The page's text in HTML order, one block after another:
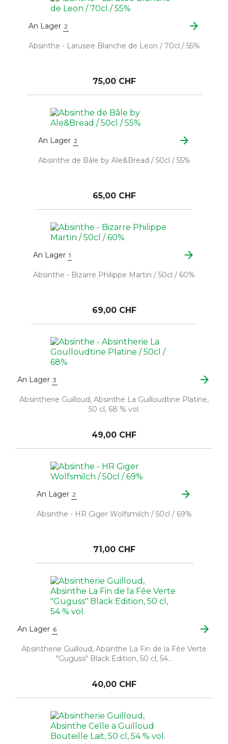
An Lager 2 arrow_forward
Absinthe - Larusee Blanche de Leon / 70cl / 55%
75,00 CHF
An Lager 2 arrow_forward
Absinthe de Bâle by Ale&Bread / 50cl / 55%
65,00 CHF
An Lager 1 arrow_forward
Absinthe - Bizarre Philippe Martin / 50cl / 60%
69,00 CHF
An Lager 3 arrow_forward
Absintherie Guilloud, Absinthe La Guilloudtine Platine,
50 cl, 68 % vol.
49,00 CHF
An Lager 2 arrow_forward
Absinthe - HR Giger Wolfsmilch / 50cl / 69%
71,00 CHF
An Lager 6 arrow_forward
Absintherie Guilloud, Absinthe La Fin de la Fée Verte
"Guguss" Black Edition, 50 cl, 54...
40,00 CHF